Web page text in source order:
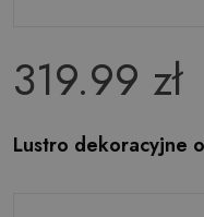
319.99 zł
Lustro dekoracyjne